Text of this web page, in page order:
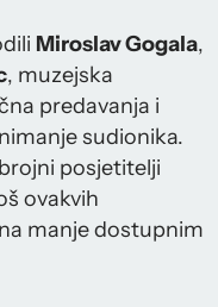
Miroslav Gogala,
, muzejska
predavanja i
sudionika.
posjetitelji
ovakvih
manje dostupnim